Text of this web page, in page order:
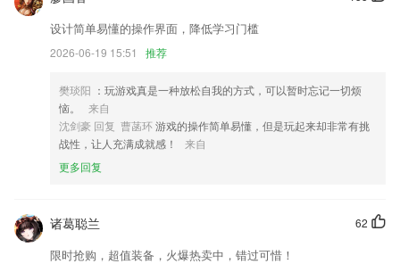
感谢您的使用，如有建议可到我的客服中进行反馈
优化搜索， 支持识别手写字和图片文字搜索
可以把一刻相册的内容分享到微博与QQ。
优化悦读模块
产品架构改版,新界面新布局,新增看板负库存预警等功能;
以上就是有娱游戏的介绍，如果您喜欢这款软件，您可以到应用商店进行
打分评论，说出您的使用经历，以帮助我们更好的对产品进行优化修改。
设计简单易懂的操作界面，降低学习门槛
2026-06-19 15:51 推荐
樊琰阳 ：玩游戏真是一种放松自我的方式，可以暂时忘记一切烦
恼。
来自
沈剑豪 回复 曹菡环游戏的操作简单易懂，但是玩起来却非常有挑
战性，让人充满成就感！
来自
更多回复
62
诸葛聪兰
限时抢购，超值装备，火爆热卖中，错过可惜！